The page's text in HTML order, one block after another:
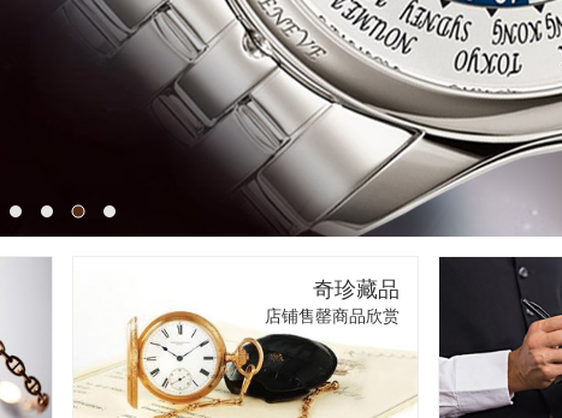
奇珍藏品
店铺售罄商品欣赏